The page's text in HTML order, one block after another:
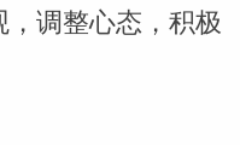
航
调整心态，积极